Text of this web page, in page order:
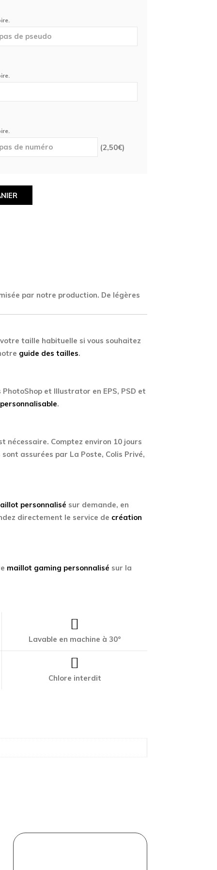
(2,50€)
par notre production. De légères
taille habituelle si vous souhaitez
guide des tailles.
et Illustrator en EPS, PSD et
.
nécessaire. Comptez environ 10 jours
assurées par La Poste, Colis Privé,
personnalisé sur demande, en
directement le service de création
maillot gaming personnalisé sur la
Lavable en machine à 30°
Chlore interdit